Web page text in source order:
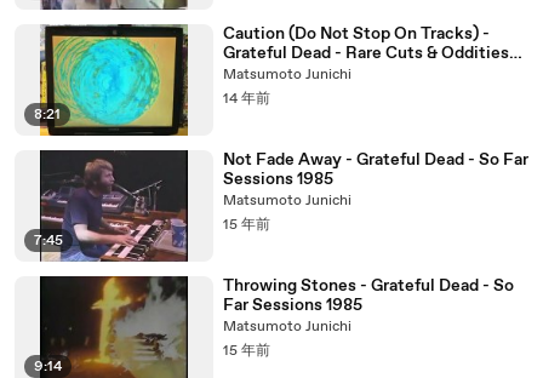
8:21
Caution (Do Not Stop On Tracks) -
Grateful Dead - Rare Cuts & Oddities
1966
Matsumoto Junichi
14 年前
7:45
Not Fade Away - Grateful Dead - So Far
Sessions 1985
Matsumoto Junichi
15 年前
9:14
Throwing Stones - Grateful Dead - So
Far Sessions 1985
Matsumoto Junichi
15 年前